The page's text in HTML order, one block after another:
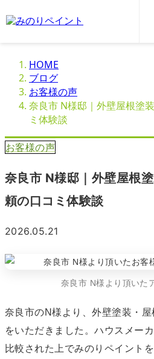
HOME
ブログ
お客様の声
奈良市 N様邸｜外壁屋根塗
ミ体験談
お客様の声
奈良市 N様邸｜外壁屋根
頼の口コミ体験談
2026.05.21
奈良市 N様より頂いた
奈良市のN様より、外壁塗装・
をいただきました。ハウスメー
比較された上でみのりペイント